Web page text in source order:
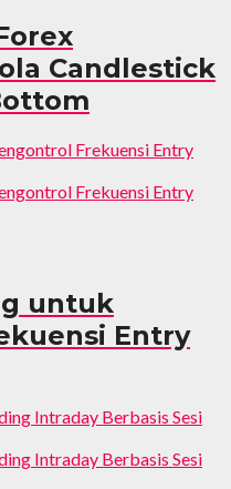
Candlestick
untuk
Entry